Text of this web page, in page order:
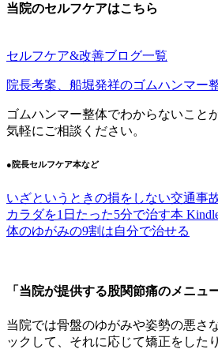
当院のセルフケアはこちら
セルフケア&改善ブログ一覧
院長考案、船堀発祥のゴムハンマー
ゴムハンマー整体でわからないこと
気軽にご相談ください。
●院長セルフケア本など
いざというときの損をしない交通事
カラダを1日たった5分で治す本
体のゆがみの9割は自分で治せる
「当院が提供する股関節痛のメニュー
当院では骨盤のゆがみや姿勢の悪さ
ックして、それに応じて矯正をした